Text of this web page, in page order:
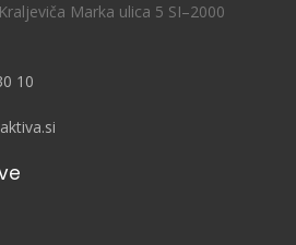
Marka ulica 5 SI–2000
10